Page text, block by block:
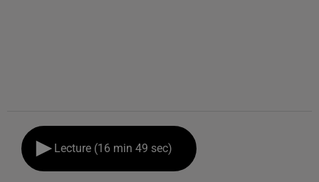
Lecture (16 min 49 sec)